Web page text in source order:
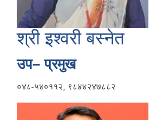
श्री इश्वरी बस्नेत
उप– प्रमुख
०४८-५४०११२, ९८४४२४७८८२